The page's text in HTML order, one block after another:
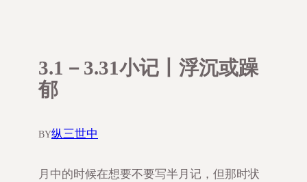
3.1－3.31小记丨浮沉或躁
郁
BY纵三世中
月中的时候在想要不要写半月记，但那时状